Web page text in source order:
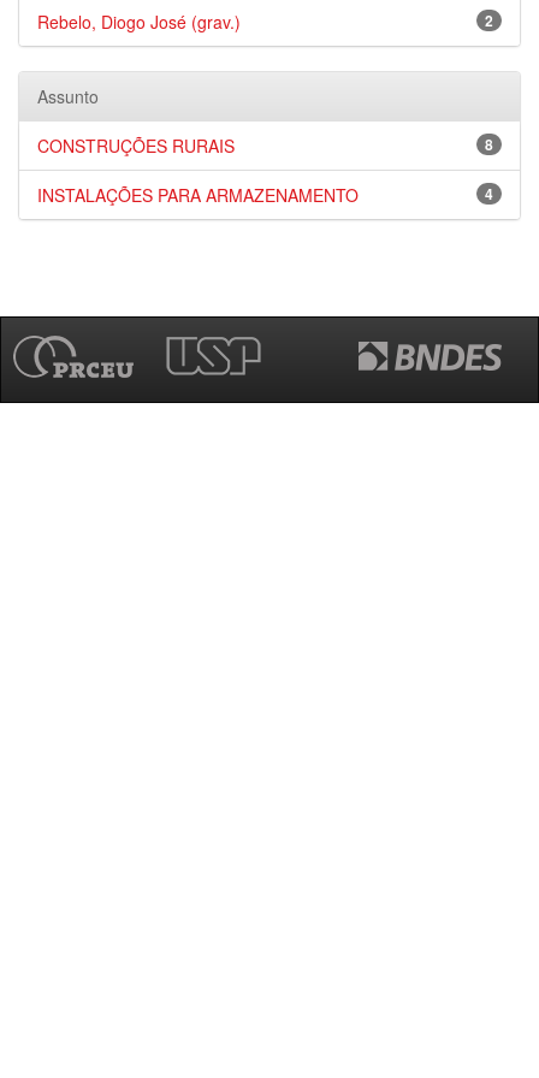
2
Rebelo, Diogo José (grav.)
Assunto
8
CONSTRUÇÕES RURAIS
4
INSTALAÇÕES PARA ARMAZENAMENTO